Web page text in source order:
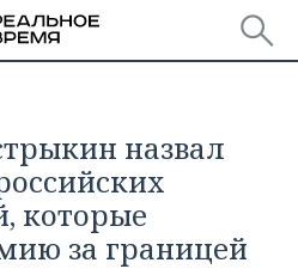
назвал
которые
за границей